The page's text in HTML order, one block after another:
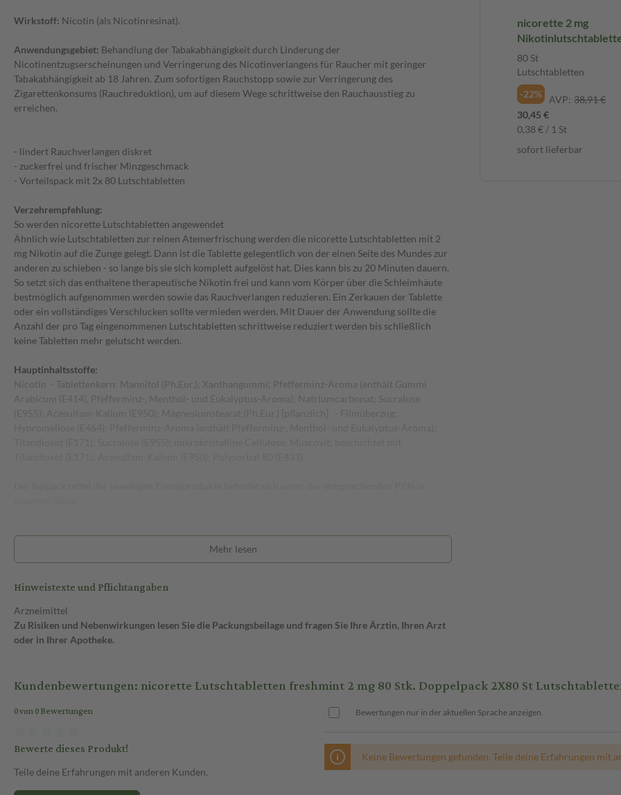
Wirkstoff: Nicotin (als Nicotinresinat).
Anwendungsgebiet: Behandlung der Tabakabhängigkeit durch Linderung der
Nicotinentzugserscheinungen und Verringerung des Nicotinverlangens für Raucher mit geringer
Tabakabhängigkeit ab 18 Jahren. Zum sofortigen Rauchstopp sowie zur Verringerung des
Zigarettenkonsums (Rauchreduktion), um auf diesem Wege schrittweise den Rauchausstieg zu
erreichen.
- lindert Rauchverlangen diskret
- zuckerfrei und frischer Minzgeschmack
- Vorteilspack mit 2x 80 Lutschtabletten
Verzehrempfehlung:
So werden nicorette Lutschtabletten angewendet
Ähnlich wie Lutschtabletten zur reinen Atemerfrischung werden die nicorette Lutschtabletten mit 2
mg Nikotin auf die Zunge gelegt. Dann ist die Tablette gelegentlich von der einen Seite des Mundes zur
anderen zu schieben - so lange bis sie sich komplett aufgelöst hat. Dies kann bis zu 20 Minuten dauern.
So setzt sich das enthaltene therapeutische Nikotin frei und kann vom Körper über die Schleimhäute
bestmöglich aufgenommen werden sowie das Rauchverlangen reduzieren. Ein Zerkauen der Tablette
oder ein vollständiges Verschlucken sollte vermieden werden. Mit Dauer der Anwendung sollte die
Anzahl der pro Tag eingenommenen Lutschtabletten schrittweise reduziert werden bis schließlich
keine Tabletten mehr gelutscht werden.
Hauptinhaltsstoffe:
Nicotin - Tablettenkern: Mannitol (Ph.Eur.); Xanthangummi; Pfefferminz-Aroma (enthält Gummi
Arabicum (E414), Pfefferminz-, Menthol- und Eukalyptus-Aroma); Natriumcarbonat; Sucralose
Mehr lesen
Hinweistexte und Pflichtangaben
Arzneimittel
Zu Risiken und Nebenwirkungen lesen Sie die Packungsbeilage und fragen Sie Ihre Ärztin, Ihren Arzt
oder in Ihrer Apotheke.
nicorette 2 mg
für Raucher zum
80 St
Lutschtabletten
-22%
AVP: 38,91 €
30,45 €
0,38 € / 1 St
sofort lieferbar
Kundenbewertungen: nicorette Lutschtabletten freshmint 2 mg 80 Stk. Doppelpack 2X80 St
0 von 0 Bewertungen
Bewerte dieses Produkt!
Teile deine Erfahrungen mit anderen Kunden.
Bewertungen nur in der aktuellen Sprache anzeigen.
Keine Bewertungen gefunden. Teile deine Erfahrungen mit